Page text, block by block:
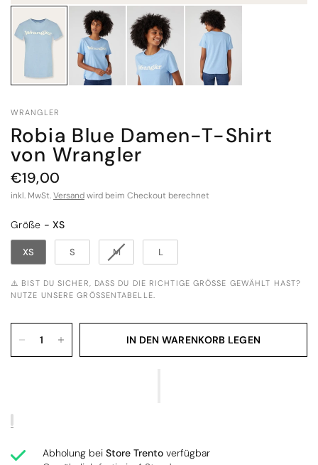
WRANGLER
Robia Blue Damen-T-Shirt
von Wrangler
€19,00
inkl. MwSt.Versandwird beim Checkout berechnet
Größe
Größe - XS
XS S M L
⚠️ BIST DU SICHER, DASS DU DIE RICHTIGE GRÖSSE GEWÄHLT HAST? N
UTZE UNSERE GRÖSSENTABELLE.
IN DEN WARENKORB LEGEN
Abholung beiStore Trento verfügbar